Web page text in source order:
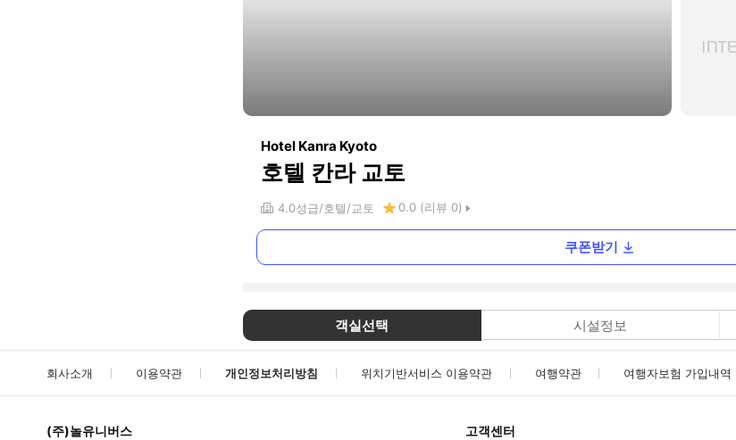
Hotel Kanra Kyoto
호텔 칸라 교토
4.0성급 호텔 교토 0.0 (리뷰 0)
쿠폰받기
객실선택 시설정보
회사소개 이용약관 개인정보처리방침 위치기반서비스 이용약관 여행약관 여행자보험 가입내역
(주)놀유니버스 고객센터